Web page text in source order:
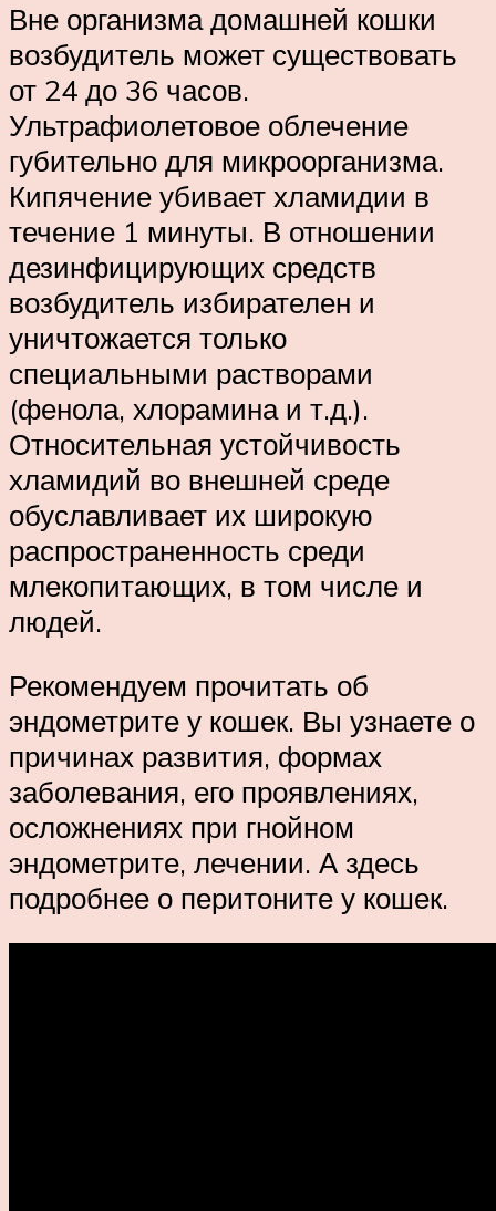
Вне организма домашней кошки
возбудитель может существовать
от 24 до 36 часов.
Ультрафиолетовое облечение
губительно для микроорганизма.
Кипячение убивает хламидии в
течение 1 минуты. В отношении
дезинфицирующих средств
возбудитель избирателен и
уничтожается только
специальными растворами
(фенола, хлорамина и т.д.).
Относительная устойчивость
хламидий во внешней среде
обуславливает их широкую
распространенность среди
млекопитающих, в том числе и
людей.
Рекомендуем прочитать об
эндометрите у кошек. Вы узнаете о
причинах развития, формах
заболевания, его проявлениях,
осложнениях при гнойном
эндометрите, лечении. А здесь
подробнее о перитоните у кошек.